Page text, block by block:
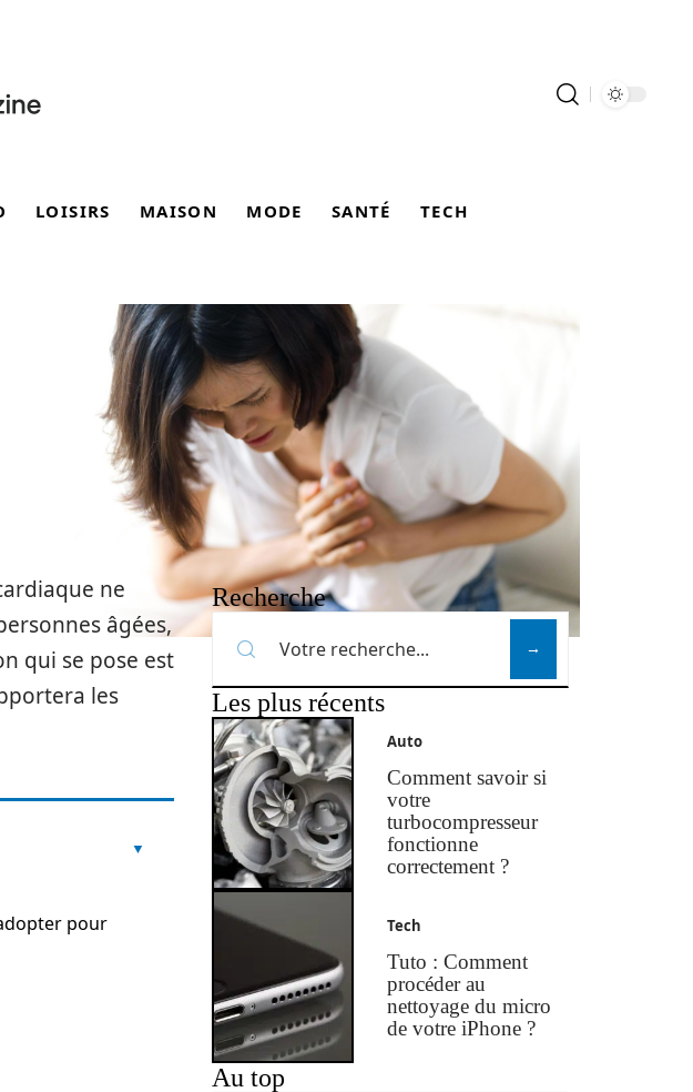
LOISIRS MAISON MODE SANTÉ TECH
ne
âgées,
qui se pose est
les
pour
Recherche
Les plus récents
Auto
Comment savoir si
votre
turbocompresseur
fonctionne
correctement ?
Tech
Tuto : Comment
procéder au
nettoyage du micro
de votre iPhone ?
Au top